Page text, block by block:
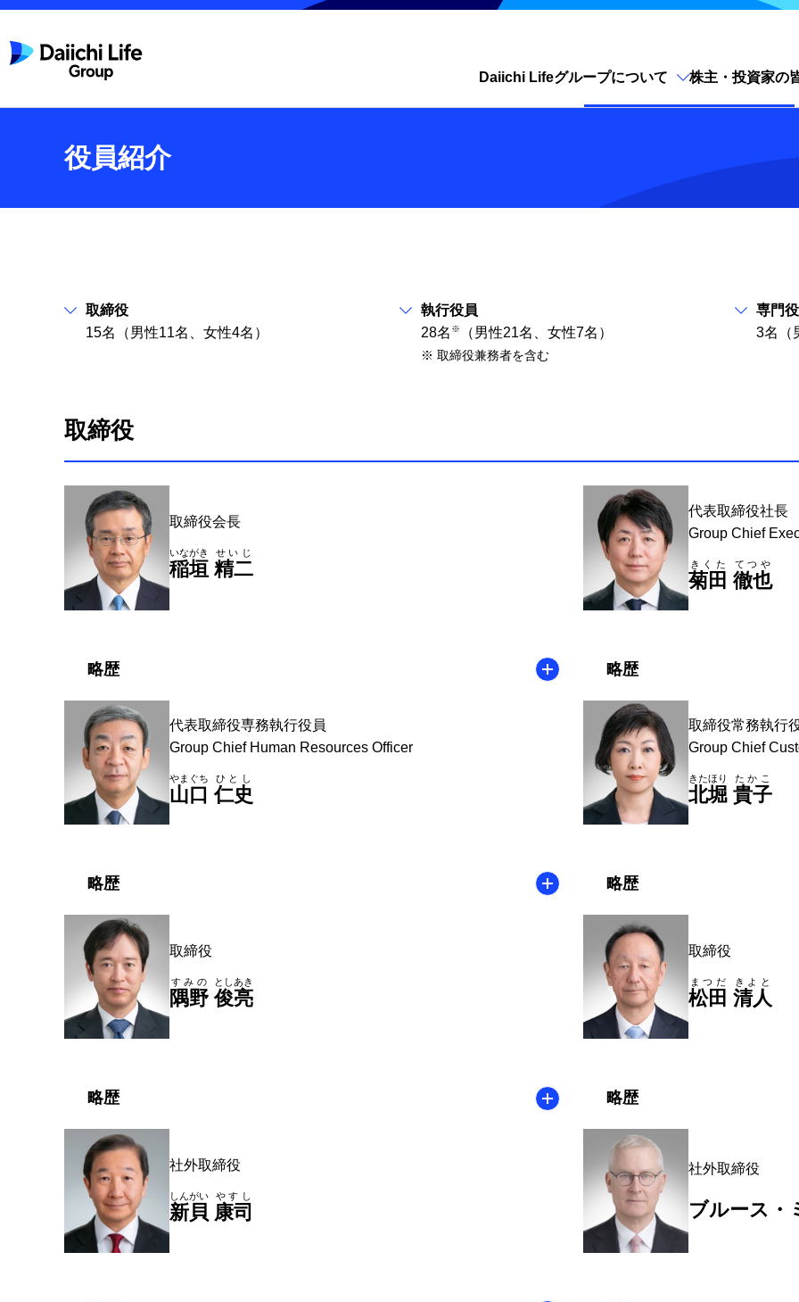
Daiichi Lifeグループについて 株主・投資家の
サイト内検索を開く
役員紹介
取締役
15名（男性11名、女性4名）
執行役員
28名 ※ （男性21名、女性7名）
※ 取締役兼務者を含む
専門
3名（
取締役
取締役会長
稲垣
いながき
精二
せいじ
略歴
代表取締役社長
Group Chief
菊田
きくた
徹也
てつや
略歴
代表取締役専務執行役員
Group Chief Human Resources Officer
山口
やまぐち
仁史
ひとし
略歴
取締役常務執行
Group Chief
北堀
きたほり
貴子
たかこ
略歴
取締役
隅野
すみの
俊亮
としあき
略歴
取締役
松田
まつだ
清人
きよと
略歴
社外取締役
新貝
しんがい
康司
やすし
社外取締役
ブルース・